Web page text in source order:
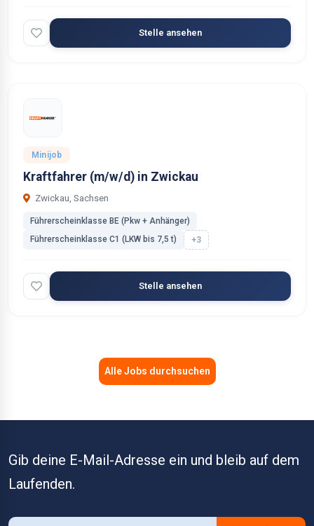
Stelle ansehen
Minijob
Kraftfahrer (m/w/d) in Zwickau
Zwickau, Sachsen
Führerscheinklasse BE (Pkw + Anhänger)
Führerscheinklasse C1 (LKW bis 7,5 t)
+3
Stelle ansehen
Alle Jobs durchsuchen
Gib deine E-Mail-Adresse ein und bleib auf dem
Laufenden.